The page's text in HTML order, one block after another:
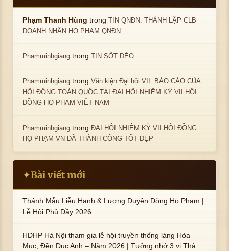
Phạm Thanh Hùng trongTIN QNĐN: THÀNH LẬP CLB
DOANH NHÂN HỌ PHẠM QNĐN
Phamminhgiang trongTIN SỐT DẺO
Phamminhgiang trongVăn kiện Đại hội VII: BÁO CÁO CỦA
HỘI ĐỒNG TOÀN QUỐC TẠI ĐẠI HỘI NHIỆM KỲ VII HỘI
ĐỒNG HỌ PHẠM VIỆT NAM
Phamminhgiang trongĐẠI HỘI NHIỆM KỲ VII HỘI ĐỒNG
HỌ PHẠM VN ĐÃ THÀNH CÔNG TỐT ĐẸP
✦Bài viết mới
Thánh Mẫu Liễu Hạnh & Lương Duyên Dòng Họ Phạm |
Lễ Hội Phủ Dầy 2026
HĐHP Hà Nội tham gia lễ hội truyền thống làng Hòa
Mục, Đền Dục Anh – Năm 2026 | Tưởng nhớ 3 vị Thành